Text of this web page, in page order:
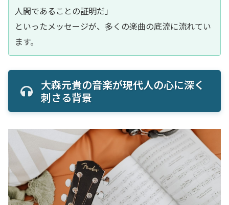
人間であることの証明だ」
といったメッセージが、多くの楽曲の底流に流れてい
ます。
大森元貴の音楽が現代人の心に深く
刺さる背景